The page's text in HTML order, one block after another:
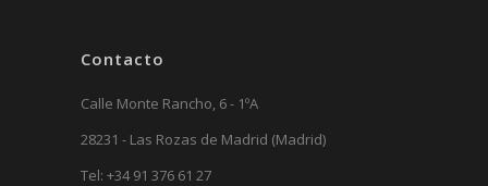
Contacto
Calle Monte Rancho, 6 - 1ºA
28231 - Las Rozas de Madrid (Madrid)
Tel: +34 91 376 61 27